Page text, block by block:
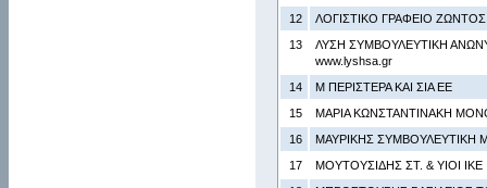
12
ΛΟΓΙΣΤΙΚΟ ΓΡΑΦΕΙΟ ΖΩΝΤΟΣ
13
ΛΥΣΗ ΣΥΜΒΟΥΛΕΥΤΙΚΗ
www.lyshsa.gr
14
Μ ΠΕΡΙΣΤΕΡΑ ΚΑΙ ΣΙΑ ΕΕ
15
ΜΑΡΙΑ ΚΩΝΣΤΑΝΤΙΝΑΚΗ
16
ΜΑΥΡΙΚΗΣ ΣΥΜΒΟΥΛΕΥΤΙΚΗ
17
ΜΟΥΤΟΥΣΙΔΗΣ ΣΤ. & ΥΙΟΙ ΙΚΕ